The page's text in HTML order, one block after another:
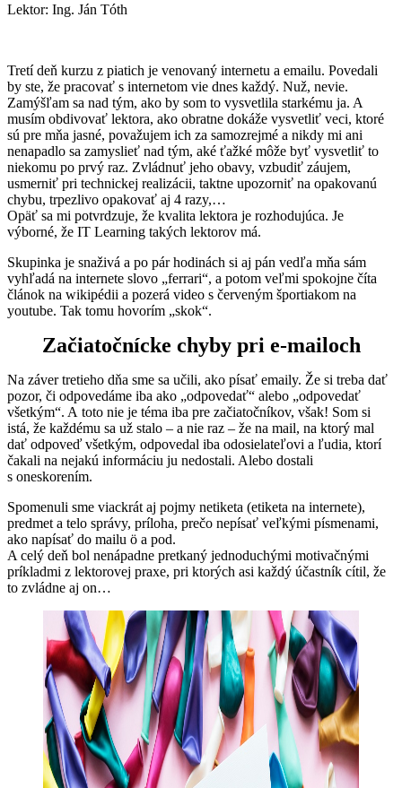
Lektor: Ing. Ján Tóth
Tretí deň kurzu z piatich je venovaný internetu a emailu. Povedali
by ste, že pracovať s internetom vie dnes každý. Nuž, nevie.
Zamýšľam sa nad tým, ako by som to vysvetlila starkému ja. A
musím obdivovať lektora, ako obratne dokáže vysvetliť veci, ktoré
sú pre mňa jasné, považujem ich za samozrejmé a nikdy mi ani
nenapadlo sa zamyslieť nad tým, aké ťažké môže byť vysvetliť to
niekomu po prvý raz. Zvládnuť jeho obavy, vzbudiť záujem,
usmerniť pri technickej realizácii, taktne upozorniť na opakovanú
chybu, trpezlivo opakovať aj 4 razy,…
Opäť sa mi potvrdzuje, že kvalita lektora je rozhodujúca. Je
výborné, že IT Learning takých lektorov má.
Skupinka je snaživá a po pár hodinách si aj pán vedľa mňa sám
vyhľadá na internete slovo „ferrari“, a potom veľmi spokojne číta
článok na wikipédii a pozerá video s červeným športiakom na
youtube. Tak tomu hovorím „skok“.
Začiatočnícke chyby pri e-mailoch
Na záver tretieho dňa sme sa učili, ako písať emaily. Že si treba dať
pozor, či odpovedáme iba ako „odpovedať“ alebo „odpovedať
všetkým“. A toto nie je téma iba pre začiatočníkov, však! Som si
istá, že každému sa už stalo – a nie raz – že na mail, na ktorý mal
dať odpoveď všetkým, odpovedal iba odosielateľovi a ľudia, ktorí
čakali na nejakú informáciu ju nedostali. Alebo dostali
s oneskorením.
Spomenuli sme viackrát aj pojmy netiketa (etiketa na internete),
predmet a telo správy, príloha, prečo nepísať veľkými písmenami,
ako napísať do mailu ö a pod.
A celý deň bol nenápadne pretkaný jednoduchými motivačnými
príkladmi z lektorovej praxe, pri ktorých asi každý účastník cítil, že
to zvládne aj on…